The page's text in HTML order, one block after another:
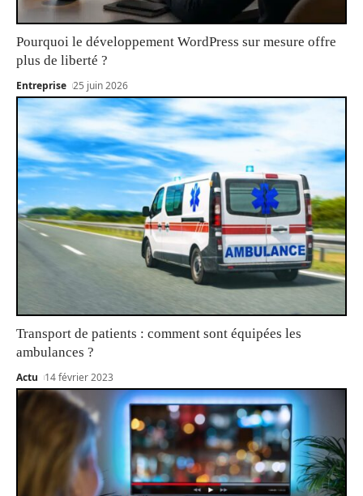
Pourquoi le développement WordPress sur mesure offre
plus de liberté ?
Entreprise 25 juin 2026
Transport de patients : comment sont équipées les
ambulances ?
Actu 14 février 2023